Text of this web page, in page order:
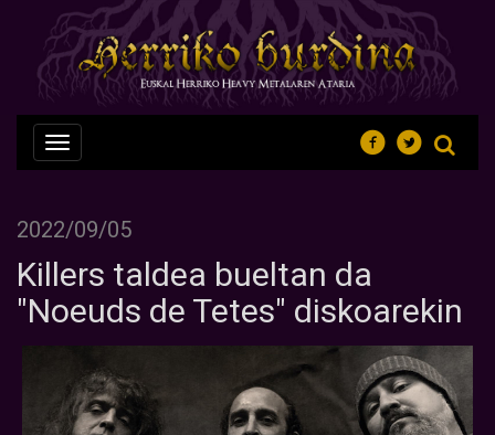
Nabegazioa
ireki
2022/09/05
Killers taldea bueltan da
"Noeuds de Tetes" diskoarekin